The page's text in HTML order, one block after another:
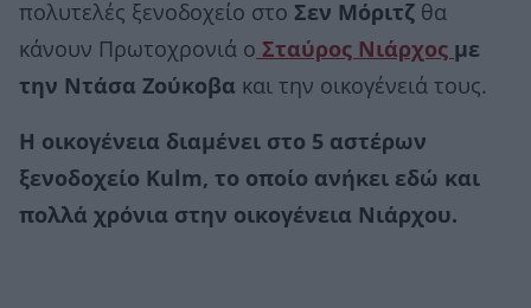
πολυτελές ξενοδοχείο στο Σεν Μόριτζ θα
κάνουν Πρωτοχρονιά ο Σταύρος Νιάρχος με
την Ντάσα Ζούκοβα και την οικογένειά τους.
Η οικογένεια διαμένει στο 5 αστέρων
ξενοδοχείο Kulm, το οποίο ανήκει εδώ και
πολλά χρόνια στην οικογένεια Νιάρχου.